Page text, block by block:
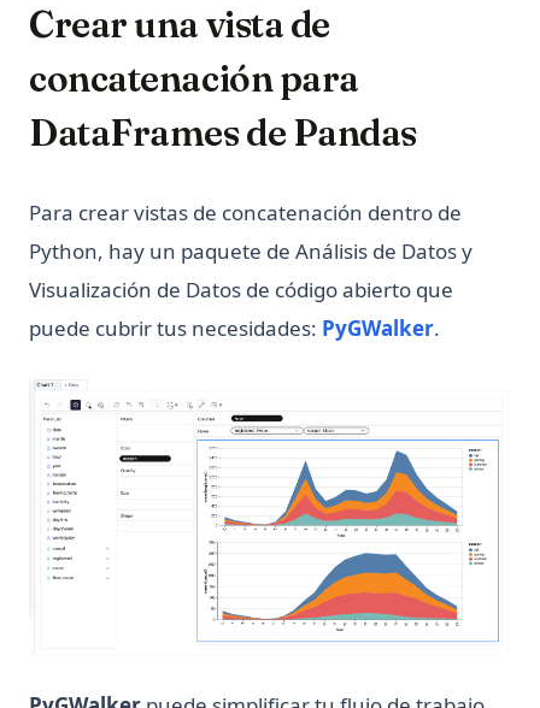
Crear una vista de
concatenación para
DataFrames de Pandas
Para crear vistas de concatenación dentro de
Python, hay un paquete de Análisis de Datos y
Visualización de Datos de código abierto que
puede cubrir tus necesidades: PyGWalker.